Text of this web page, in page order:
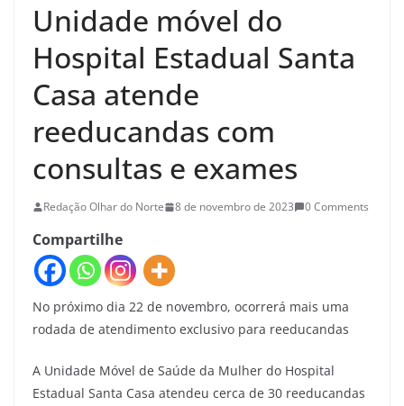
Unidade móvel do
Hospital Estadual Santa
Casa atende
reeducandas com
consultas e exames
Redação Olhar do Norte 8 de novembro de 2023 0 Comments
Compartilhe
No próximo dia 22 de novembro, ocorrerá mais uma
rodada de atendimento exclusivo para reeducandas
A Unidade Móvel de Saúde da Mulher do Hospital
Estadual Santa Casa atendeu cerca de 30 reeducandas